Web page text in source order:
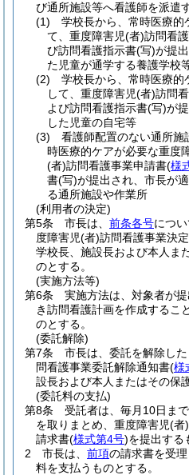
び通所施設等へ看護師を派遣す
(1)
学校長から、常時医療的
て、重度障害児(者)訪問看
び訪問看護指示書(写)が提
た児童が通学する養護学校
(2)
学校長から、常時医療的
して、重度障害児(者)訪問
よび訪問看護指示書(写)が
した児童の自宅等
(3)
看護師配置のない通所施
時医療的ケアが必要な重度
(者)訪問看護事業申請書(様
書(写)が提出され、市長が
る通所施設や作業所
(利用者の決定)
第5条
市長は、 前条各号につ
度障害児(者)訪問看護事業決
学校長、施設長および本人ま
のとする。
(実施方法等)
第6条
実施方法は、対象者が
き訪問看護計画を作成するこ
のとする。
(委託解除)
第7条
市長は、委託を解除し
問看護事業委託解除通知書(様
設長および本人またはその保
(委託料の支払)
第8条
受託者は、毎月10日ま
を取りまとめ、重度障害児(者)
請求書(様式第4号)を提出する
2
市長は、 前項の請求書を受
料を支払うものとする。